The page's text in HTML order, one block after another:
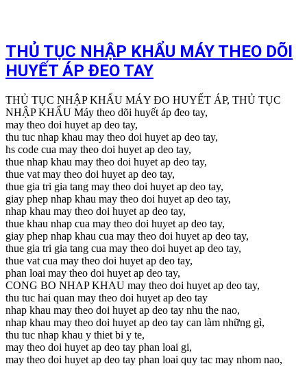
THỦ TỤC NHẬP KHẨU MÁY THEO DÕI
HUYẾT ÁP ĐEO TAY
THỦ TỤC NHẬP KHẨU MÁY ĐO HUYẾT ÁP, THỦ TỤC
NHẬP KHẨU Máy theo dõi huyết áp đeo tay,
may theo doi huyet ap deo tay,
thu tuc nhap khau may theo doi huyet ap deo tay,
hs code cua may theo doi huyet ap deo tay,
thue nhap khau may theo doi huyet ap deo tay,
thue vat may theo doi huyet ap deo tay,
thue gia tri gia tang may theo doi huyet ap deo tay,
giay phep nhap khau may theo doi huyet ap deo tay,
nhap khau may theo doi huyet ap deo tay,
thue khau nhap cua may theo doi huyet ap deo tay,
giay phep nhap khau cua may theo doi huyet ap deo tay,
thue gia tri gia tang cua may theo doi huyet ap deo tay,
thue vat cua may theo doi huyet ap deo tay,
phan loai may theo doi huyet ap deo tay,
CONG BO NHAP KHAU may theo doi huyet ap deo tay,
thu tuc hai quan may theo doi huyet ap deo tay
nhap khau may theo doi huyet ap deo tay nhu the nao,
nhap khau may theo doi huyet ap deo tay can làm những gì,
thu tuc nhap khau y thiet bi y te,
may theo doi huyet ap deo tay phan loai gi,
may theo doi huyet ap deo tay phan loai quy tac may nhom nao,